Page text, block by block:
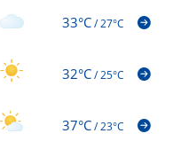
33°C/27°C
32°C/25°C
37°C/23°C